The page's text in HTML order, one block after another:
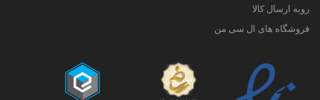
رویه ارسال کالا
فروشگاه های ال سی من